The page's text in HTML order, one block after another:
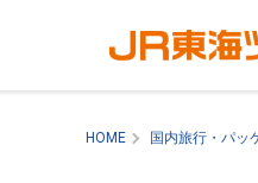
HOME 国内旅行・パッ